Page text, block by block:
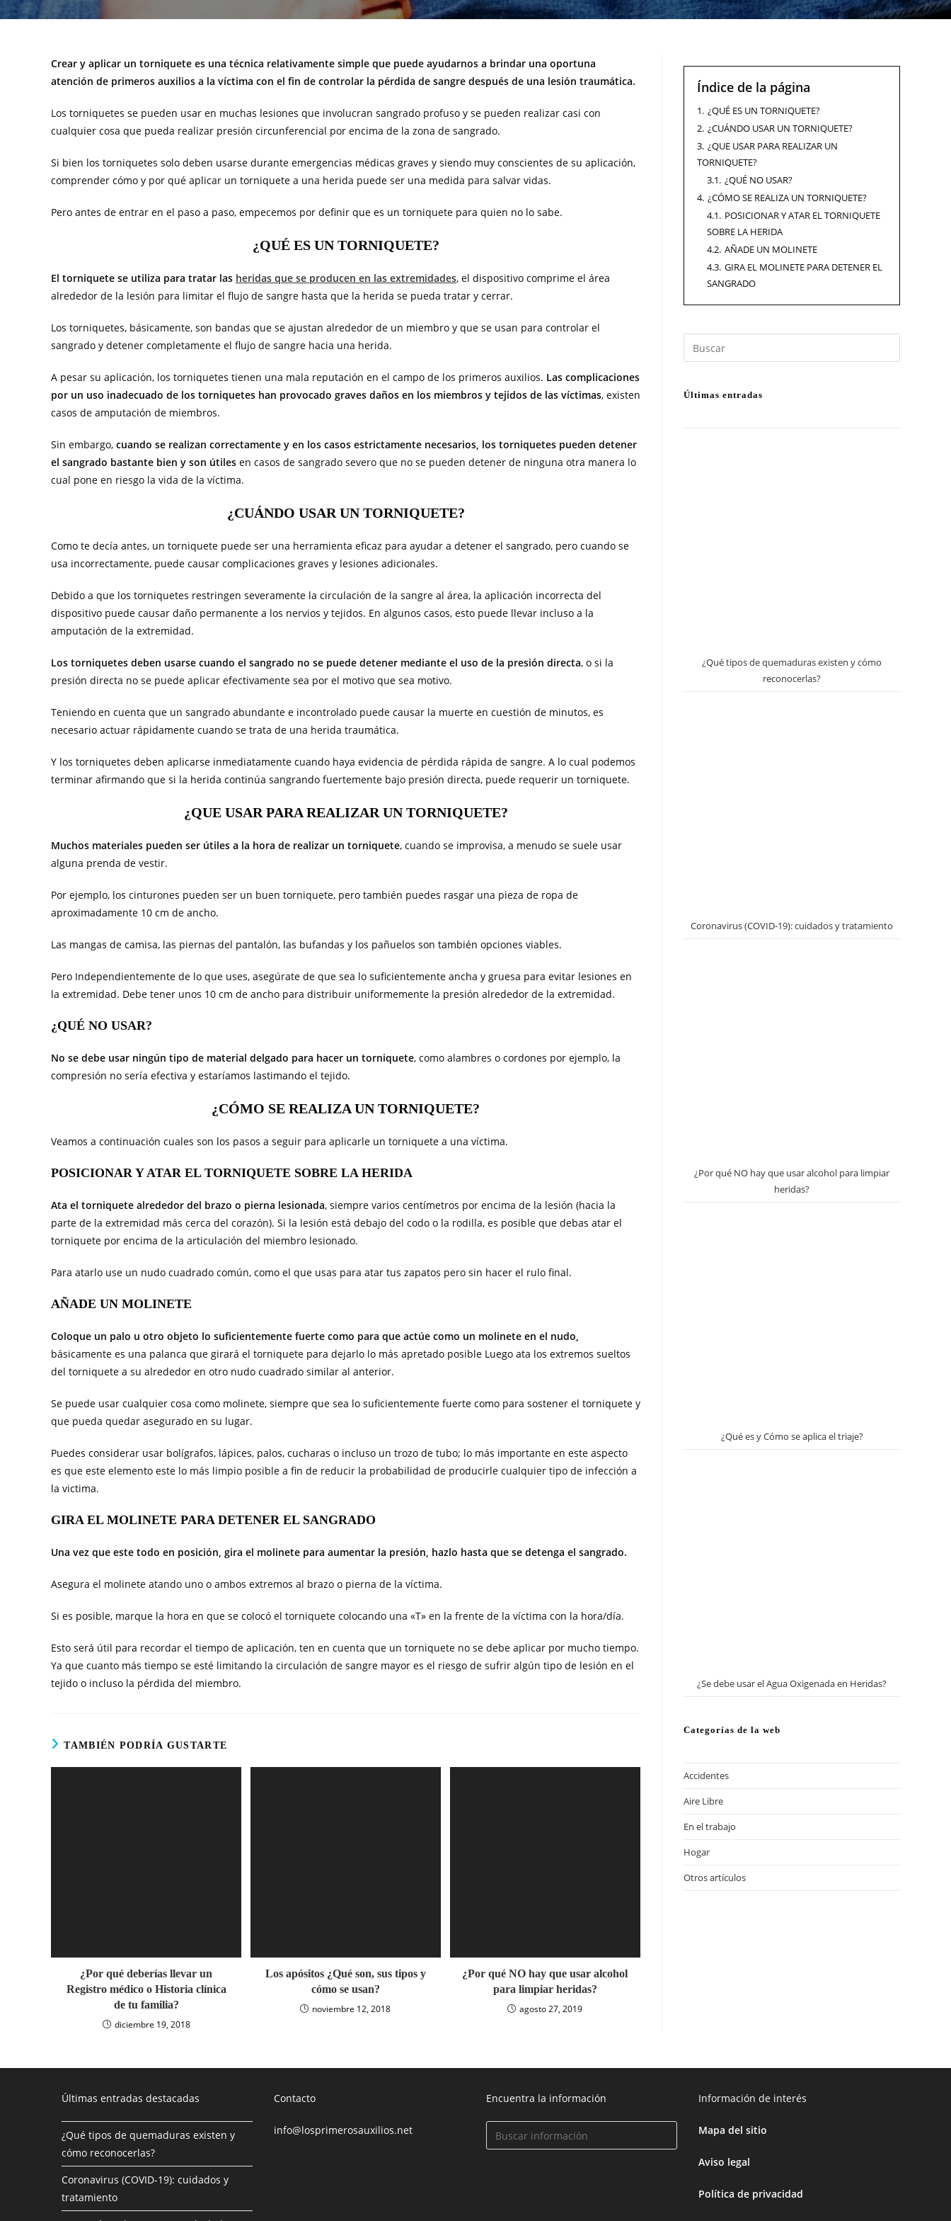
Crear y aplicar un torniquete es una técnica relativamente simple que puede ayudarnos a brindar una oportuna
atención de primeros auxilios a la víctima con el fin de controlar la pérdida de sangre después de una lesión traumática.
Los torniquetes se pueden usar en muchas lesiones que involucran sangrado profuso y se pueden realizar casi con
cualquier cosa que pueda realizar presión circunferencial por encima de la zona de sangrado.
Si bien los torniquetes solo deben usarse durante emergencias médicas graves y siendo muy conscientes de su aplicación,
comprender cómo y por qué aplicar un torniquete a una herida puede ser una medida para salvar vidas.
Pero antes de entrar en el paso a paso, empecemos por definir que es un torniquete para quien no lo sabe.
¿QUÉ ES UN TORNIQUETE?
El torniquete se utiliza para tratar las heridas que se producen en las extremidades, el dispositivo comprime el área
alrededor de la lesión para limitar el flujo de sangre hasta que la herida se pueda tratar y cerrar.
Los torniquetes, básicamente, son bandas que se ajustan alrededor de un miembro y que se usan para controlar el
sangrado y detener completamente el flujo de sangre hacia una herida.
A pesar su aplicación, los torniquetes tienen una mala reputación en el campo de los primeros auxilios. Las complicaciones
por un uso inadecuado de los torniquetes han provocado graves daños en los miembros y tejidos de las víctimas, existen
casos de amputación de miembros.
Sin embargo, cuando se realizan correctamente y en los casos estrictamente necesarios, los torniquetes pueden detener
el sangrado bastante bien y son útiles en casos de sangrado severo que no se pueden detener de ninguna otra manera lo
cual pone en riesgo la vida de la víctima.
¿CUÁNDO USAR UN TORNIQUETE?
Como te decía antes, un torniquete puede ser una herramienta eficaz para ayudar a detener el sangrado, pero cuando se
usa incorrectamente, puede causar complicaciones graves y lesiones adicionales.
Debido a que los torniquetes restringen severamente la circulación de la sangre al área, la aplicación incorrecta del
dispositivo puede causar daño permanente a los nervios y tejidos. En algunos casos, esto puede llevar incluso a la
amputación de la extremidad.
Los torniquetes deben usarse cuando el sangrado no se puede detener mediante el uso de la presión directa, o si la
presión directa no se puede aplicar efectivamente sea por el motivo que sea motivo.
Teniendo en cuenta que un sangrado abundante e incontrolado puede causar la muerte en cuestión de minutos, es
necesario actuar rápidamente cuando se trata de una herida traumática.
Y los torniquetes deben aplicarse inmediatamente cuando haya evidencia de pérdida rápida de sangre. A lo cual podemos
terminar afirmando que si la herida continúa sangrando fuertemente bajo presión directa, puede requerir un torniquete.
¿QUE USAR PARA REALIZAR UN TORNIQUETE?
Muchos materiales pueden ser útiles a la hora de realizar un torniquete, cuando se improvisa, a menudo se suele usar
alguna prenda de vestir.
Por ejemplo, los cinturones pueden ser un buen torniquete, pero también puedes rasgar una pieza de ropa de
aproximadamente 10 cm de ancho.
Las mangas de camisa, las piernas del pantalón, las bufandas y los pañuelos son también opciones viables.
Pero Independientemente de lo que uses, asegúrate de que sea lo suficientemente ancha y gruesa para evitar lesiones en
la extremidad. Debe tener unos 10 cm de ancho para distribuir uniformemente la presión alrededor de la extremidad.
¿QUÉ NO USAR?
No se debe usar ningún tipo de material delgado para hacer un torniquete, como alambres o cordones por ejemplo, la
compresión no sería efectiva y estaríamos lastimando el tejido.
¿CÓMO SE REALIZA UN TORNIQUETE?
Veamos a continuación cuales son los pasos a seguir para aplicarle un torniquete a una víctima.
POSICIONAR Y ATAR EL TORNIQUETE SOBRE LA HERIDA
Ata el torniquete alrededor del brazo o pierna lesionada, siempre varios centímetros por encima de la lesión (hacia la
parte de la extremidad más cerca del corazón). Si la lesión está debajo del codo o la rodilla, es posible que debas atar el
torniquete por encima de la articulación del miembro lesionado.
Para atarlo use un nudo cuadrado común, como el que usas para atar tus zapatos pero sin hacer el rulo final.
AÑADE UN MOLINETE
Coloque un palo u otro objeto lo suficientemente fuerte como para que actúe como un molinete en el nudo,
básicamente es una palanca que girará el torniquete para dejarlo lo más apretado posible Luego ata los extremos sueltos
del torniquete a su alrededor en otro nudo cuadrado similar al anterior.
Se puede usar cualquier cosa como molinete, siempre que sea lo suficientemente fuerte como para sostener el torniquete y
que pueda quedar asegurado en su lugar.
Puedes considerar usar bolígrafos, lápices, palos, cucharas o incluso un trozo de tubo; lo más importante en este aspecto
es que este elemento este lo más limpio posible a fin de reducir la probabilidad de producirle cualquier tipo de infección a
la victima.
GIRA EL MOLINETE PARA DETENER EL SANGRADO
Una vez que este todo en posición, gira el molinete para aumentar la presión, hazlo hasta que se detenga el sangrado.
Asegura el molinete atando uno o ambos extremos al brazo o pierna de la víctima.
Si es posible, marque la hora en que se colocó el torniquete colocando una «T» en la frente de la víctima con la hora/día.
Esto será útil para recordar el tiempo de aplicación, ten en cuenta que un torniquete no se debe aplicar por mucho tiempo.
Ya que cuanto más tiempo se esté limitando la circulación de sangre mayor es el riesgo de sufrir algún tipo de lesión en el
tejido o incluso la pérdida del miembro.
TAMBIÉN PODRÍA GUSTARTE
¿Por qué deberías llevar un
Registro médico o Historia clínica
de tu familia?
diciembre 19, 2018
Los apósitos ¿Qué son, sus tipos y
cómo se usan?
noviembre 12, 2018
¿Por qué NO hay que usar alcohol
para limpiar heridas?
agosto 27, 2019
Índice de la página
1. ¿QUÉ ES UN TORNIQUETE?
2. ¿CUÁNDO USAR UN TORNIQUETE?
3. ¿QUE USAR PARA REALIZAR UN
TORNIQUETE?
3.1. ¿QUÉ NO USAR?
4. ¿CÓMO SE REALIZA UN TORNIQUETE?
4.1. POSICIONAR Y ATAR EL TORNIQUETE
SOBRE LA HERIDA
4.2. AÑADE UN MOLINETE
4.3. GIRA EL MOLINETE PARA DETENER EL
SANGRADO
Últimas entradas
¿Qué tipos de quemaduras existen y cómo
reconocerlas?
Coronavirus (COVID-19): cuidados y tratamiento
¿Por qué NO hay que usar alcohol para limpiar
heridas?
¿Qué es y Cómo se aplica el triaje?
¿Se debe usar el Agua Oxigenada en Heridas?
Categorías de la web
Accidentes
Aire Libre
En el trabajo
Hogar
Otros artículos
Últimas entradas destacadas
¿Qué tipos de quemaduras existen y
cómo reconocerlas?
Coronavirus (COVID-19): cuidados y
tratamiento
Contacto
info@losprimerosauxilios.net
Encuentra la información Información de interés
Mapa del sitio
Aviso legal
Política de privacidad